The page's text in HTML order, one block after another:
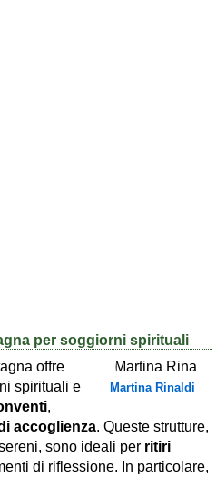
per soggiorni spirituali
Martina Rinaldi
offre
spirituali e
,
accoglienza. Queste strutture,
sono ideali per ritiri
di riflessione. In particolare,